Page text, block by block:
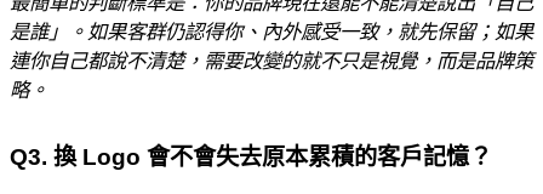
是誰」。如果客群仍認得你、內外感受一致，就先保留；如果
連你自己都說不清楚，需要改變的就不只是視覺，而是品牌策
略。
Q3. 換 Logo 會不會失去原本累積的客戶記憶？